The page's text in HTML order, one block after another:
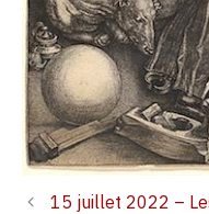
15 juillet 2022 –